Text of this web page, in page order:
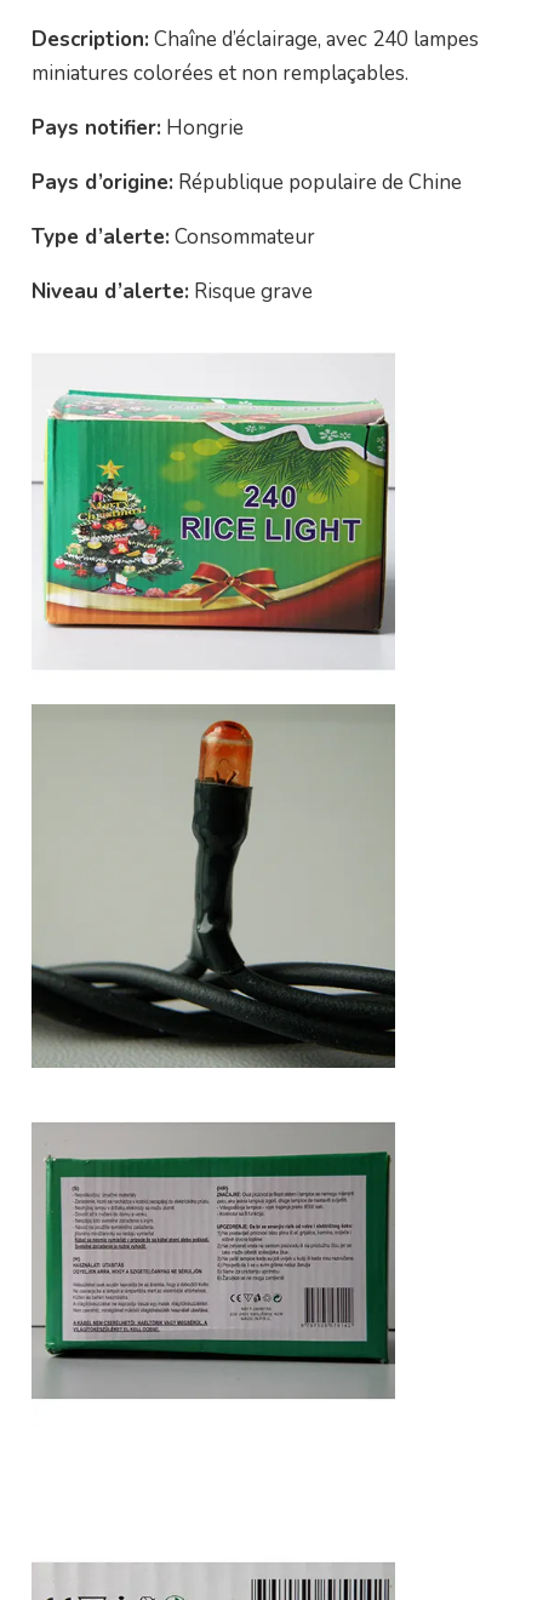
Description: Chaîne d’éclairage, avec 240 lampes
miniatures colorées et non remplaçables.
Pays notifier: Hongrie
Pays d’origine: République populaire de Chine
Type d’alerte: Consommateur
Niveau d’alerte: Risque grave